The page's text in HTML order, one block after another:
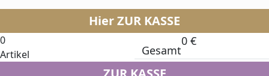
Hier ZUR KASSE
0
Artikel
Gesamt
0 €